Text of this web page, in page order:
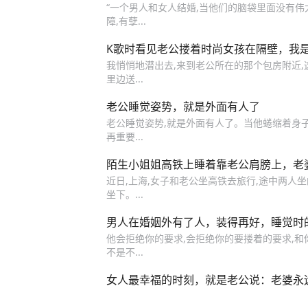
“一个男人和女人结婚,当他们的脑袋里面没有
障,有孽...
K歌时看见老公搂着时尚女孩在隔壁，我
我悄悄地潜出去,来到老公所在的那个包房附近
里边送...
老公睡觉姿势，就是外面有人了
老公睡觉姿势,就是外面有人了。当他蜷缩着身
再重要...
陌生小姐姐高铁上睡着靠老公肩膀上，老
近日,上海,女子和老公坐高铁去旅行,途中两人
坐下。...
男人在婚姻外有了人，装得再好，睡觉
他会拒绝你的要求,会拒绝你的要搂着的要求,
不是不...
女人最幸福的时刻，就是老公说：老婆